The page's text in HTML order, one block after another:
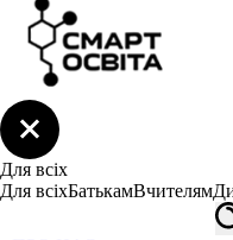
Для всіх
Для всіхБатькамВчителям